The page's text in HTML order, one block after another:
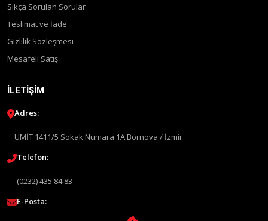
Sıkça Sorulan Sorular
Teslimat ve İade
Gizlilik Sözleşmesi
Mesafeli Satış
İLETIŞIM
Adres:
ÜMİT 1411/5 Sokak Numara 1A Bornova / İzmir
Telefon:
(0232) 435 84 83
E-Posta: